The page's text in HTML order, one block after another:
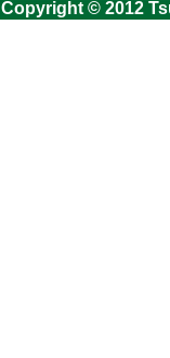
Copyright © 2012